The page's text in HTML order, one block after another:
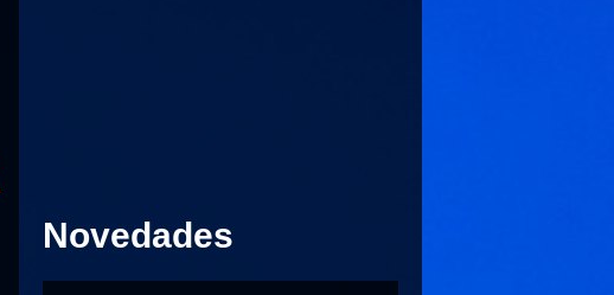
Novedades